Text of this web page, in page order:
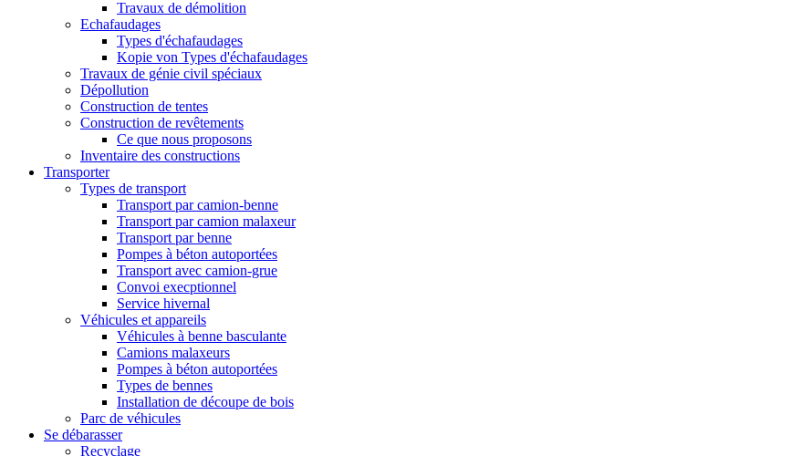
Travaux de démolition
Echafaudages
Types d'échafaudages
Kopie von Types d'échafaudages
Travaux de génie civil spéciaux
Dépollution
Construction de tentes
Construction de revêtements
Ce que nous proposons
Inventaire des constructions
Transporter
Types de transport
Transport par camion-benne
Transport par camion malaxeur
Transport par benne
Pompes à béton autoportées
Transport avec camion-grue
Convoi execptionnel
Service hivernal
Véhicules et appareils
Véhicules à benne basculante
Camions malaxeurs
Pompes à béton autoportées
Types de bennes
Installation de découpe de bois
Parc de véhicules
Se débarasser
Recyclage